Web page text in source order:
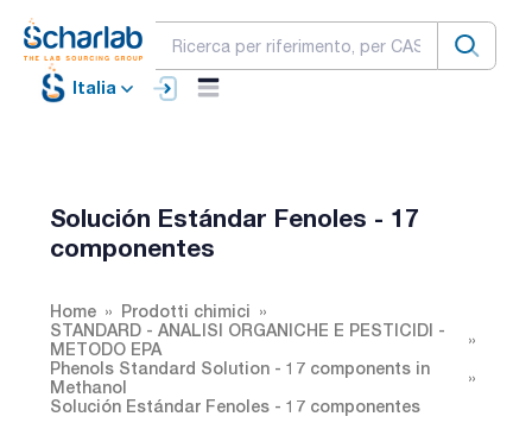
Italia
Solución Estándar Fenoles - 17
componentes
Home
Prodotti chimici
STANDARD - ANALISI ORGANICHE E PESTICIDI -
METODO EPA
Phenols Standard Solution - 17 components in
Methanol
Solución Estándar Fenoles - 17 componentes